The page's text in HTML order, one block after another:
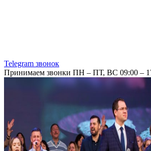
Telegram звонок
Принимаем звонки ПН – ПТ, ВС 09:00 –